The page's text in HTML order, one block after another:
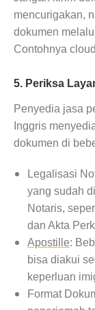
mencurigakan,
dokumen
Contohnya
5. Periksa
Penyedia jasa
Inggris
dokumen di
Legalisasi
yang sudah
Notaris,
dan Akta
Apostille:
bisa diakui
keperluan
Format